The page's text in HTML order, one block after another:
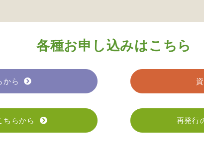
各種お申し込みはこちら
から
ちらから 再発行